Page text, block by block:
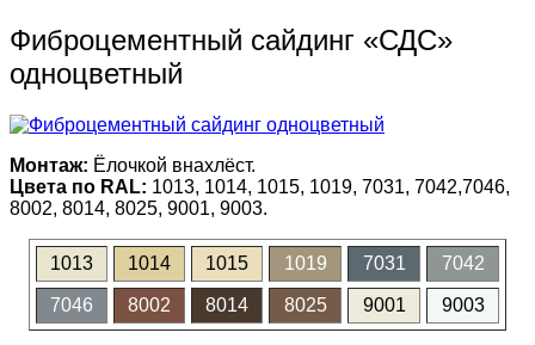
Фиброцементный сайдинг «СДС»
одноцветный
Монтаж: Ёлочкой внахлёст.
Цвета по RAL: 1013, 1014, 1015, 1019, 7031, 7042,7046,
8002, 8014, 8025, 9001, 9003.
1013 1014 1015 1019 7031 7042
7046 8002 8014 8025 9001 9003